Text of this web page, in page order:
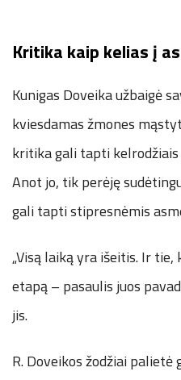
Kritika kaip kelias į
Kunigas Doveika užbaigė
kviesdamas žmones
kritika gali tapti
Anot jo, tik perėję
gali tapti stipresnėmis
„Visą laiką yra išeitis. Ir
etapą – pasaulis juos
jis.
R. Doveikos žodžiai palietė